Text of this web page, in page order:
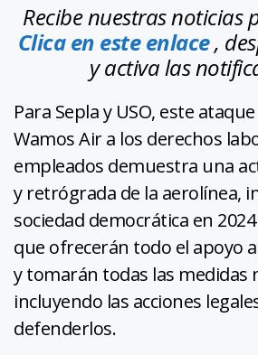
Recibe nuestras noticias
Clica en este enlace,
y activa las
Para Sepla y USO, este
Wamos Air a los derechos
empleados demuestra una
y retrógrada de la aerolínea,
sociedad democrática en
que ofrecerán todo el apoyo
y tomarán todas las medidas
incluyendo las acciones
defenderlos.